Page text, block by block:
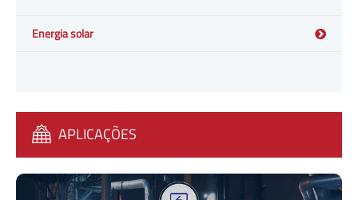
Energia solar
APLICAÇÕES